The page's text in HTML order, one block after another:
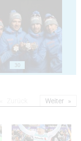
30
Weiter